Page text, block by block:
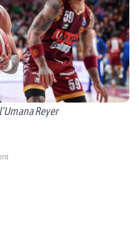
Reyer